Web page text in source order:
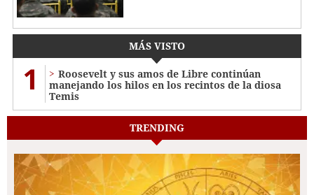
MÁS VISTO
1
Roosevelt y sus amos de Libre continúan
manejando los hilos en los recintos de la diosa
Temis
TRENDING